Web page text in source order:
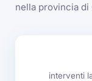
nella provincia di
interventi